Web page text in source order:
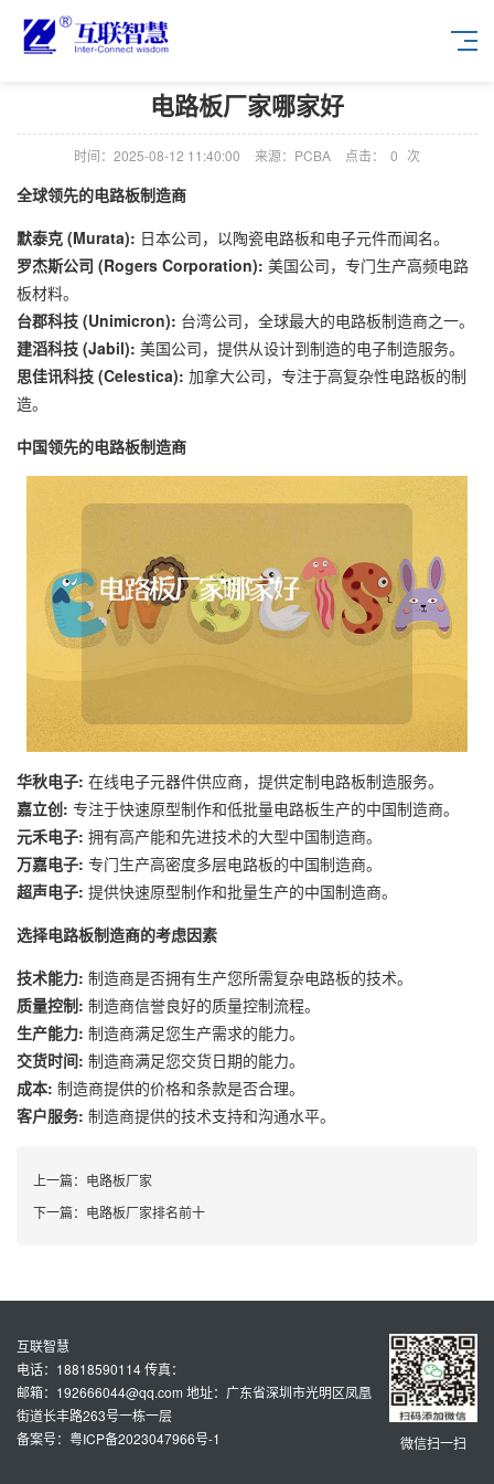
电路板厂家哪家好
时间：2025-08-12 11:40:00 来源：PCBA 点击： 0 次
全球领先的电路板制造商
默泰克 (Murata): 日本公司，以陶瓷电路板和电子元件而闻名。
罗杰斯公司 (Rogers Corporation): 美国公司，专门生产高频电路
板材料。
台郡科技 (Unimicron): 台湾公司，全球最大的电路板制造商之一。
建滔科技 (Jabil): 美国公司，提供从设计到制造的电子制造服务。
思佳讯科技 (Celestica): 加拿大公司，专注于高复杂性电路板的制
造。
中国领先的电路板制造商
华秋电子: 在线电子元器件供应商，提供定制电路板制造服务。
嘉立创: 专注于快速原型制作和低批量电路板生产的中国制造商。
元禾电子: 拥有高产能和先进技术的大型中国制造商。
万嘉电子: 专门生产高密度多层电路板的中国制造商。
超声电子: 提供快速原型制作和批量生产的中国制造商。
选择电路板制造商的考虑因素
技术能力: 制造商是否拥有生产您所需复杂电路板的技术。
质量控制: 制造商信誉良好的质量控制流程。
生产能力: 制造商满足您生产需求的能力。
交货时间: 制造商满足您交货日期的能力。
成本: 制造商提供的价格和条款是否合理。
客户服务: 制造商提供的技术支持和沟通水平。
上一篇： 电路板厂家
下一篇： 电路板厂家排名前十
微信扫一扫
互联智慧
电话：18818590114 传真：
邮箱：192666044@qq.com 地址：广东省深圳市光明区凤凰
街道长丰路263号一栋一层
备案号：粤ICP备2023047966号-1